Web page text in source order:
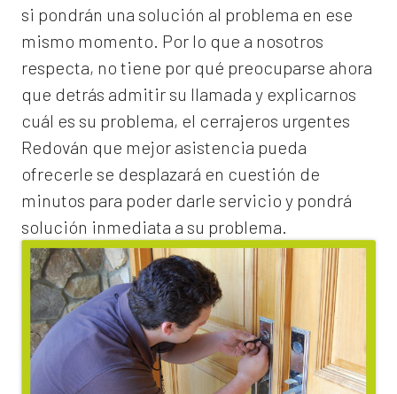
si pondrán una solución al problema en ese
mismo momento. Por lo que a nosotros
respecta, no tiene por qué preocuparse ahora
que detrás admitir su llamada y explicarnos
cuál es su problema, el cerrajeros urgentes
Redován que mejor asistencia pueda
ofrecerle se desplazará en cuestión de
minutos para poder darle servicio y pondrá
solución inmediata a su problema.